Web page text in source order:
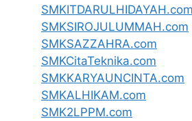
SMKITDARULHIDAYAH.com
SMKSIROJULUMMAH.com
SMKSAZZAHRA.com
SMKCitaTeknika.com
SMKKARYAUNCINTA.com
SMKALHIKAM.com
SMK2LPPM.com